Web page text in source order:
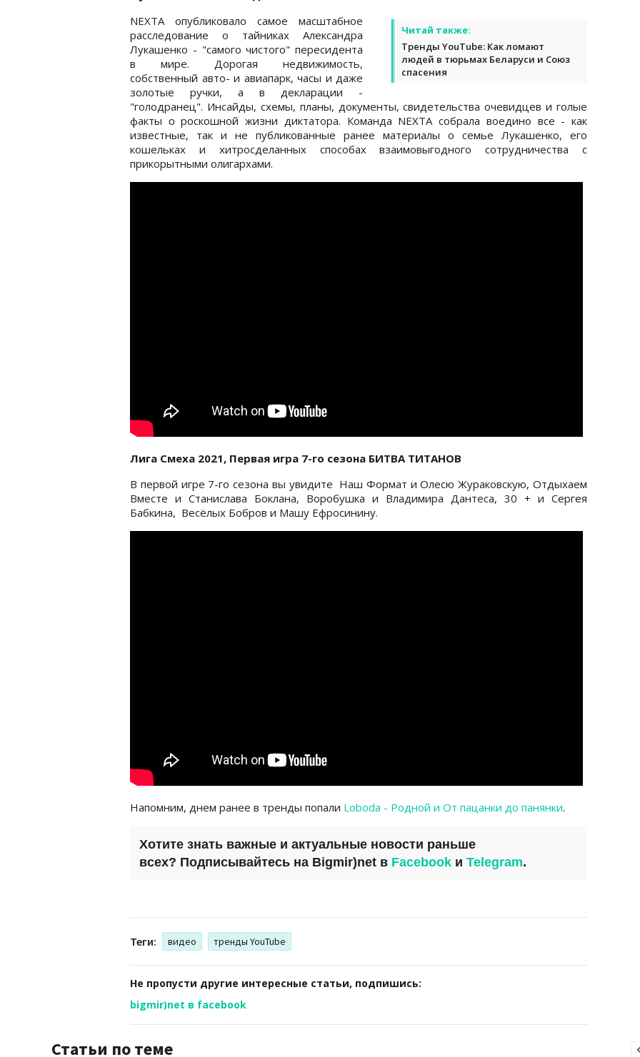
Читай также:
Тренды YouTube: Как ломают
людей в тюрьмах Беларуси и Союз
спасения
NEXTA опубликовало самое масштабное
расследование о тайниках Александра
Лукашенко - "самого чистого" пересидента
в мире. Дорогая недвижимость,
собственный авто- и авиапарк, часы и даже
золотые ручки, а в декларации -
"голодранец". Инсайды, схемы, планы, документы, свидетельства очевидцев и голые
факты о роскошной жизни диктатора. Команда NEXTA собрала воедино все - как
известные, так и не публикованные ранее материалы о семье Лукашенко, его
кошельках и хитросделанных способах взаимовыгодного сотрудничества с
прикорытными олигархами.
Лига Смеха 2021, Первая игра 7-го сезона БИТВА ТИТАНОВ
В первой игре 7-го сезона вы увидите Наш Формат и Олесю Жураковскую, Отдыхаем
Вместе и Станислава Боклана, Воробушка и Владимира Дантеса, 30 + и Сергея
Бабкина, ​ Весёлых Бобров и Машу Ефросинину.
Напомним, днем ранее в тренды попали Loboda - Родной и От пацанки до панянки.
Хотите знать важные и актуальные новости раньше
всех? Подписывайтесь на Bigmir)net в Facebook и Telegram.
Теги: видео тренды YouTube
Не пропусти другие интересные статьи, подпишись:
bigmir)net в facebook
Статьи по теме